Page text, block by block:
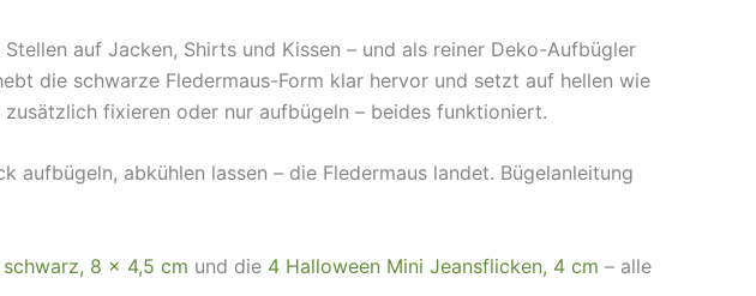
auf Jacken, Shirts und Kissen – und als reiner Deko-Aufbügler
die schwarze Fledermaus-Form klar hervor und setzt auf hellen wie
fixieren oder nur aufbügeln – beides funktioniert.
abkühlen lassen – die Fledermaus landet. Bügelanleitung
8 × 4,5 cm und die 4 Halloween Mini Jeansflicken, 4 cm – alle